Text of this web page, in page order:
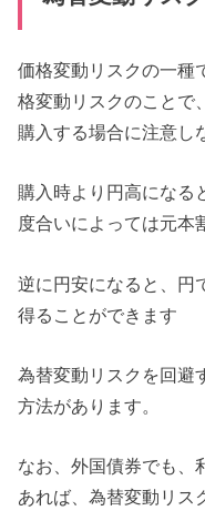
価格変動リスクの一種
格変動リスクのことで
購入する場合に注意し
購入時より円高になる
度合いによっては元本
逆に円安になると、円
得ることができます
為替変動リスクを回避
方法があります。
なお、外国債券でも、
あれば、為替変動リス